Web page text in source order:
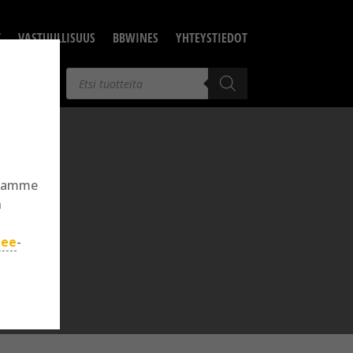
VASTUULLISUUS BBWINES YHTEYSTIEDOT
Products
search
-